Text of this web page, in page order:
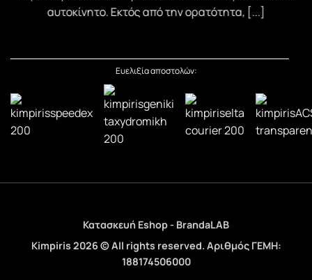
αυτοκίνητο. Εκτός από την ορατότητα, [...]
Ευελιξία αποστολών:
Κατασκευή Eshop - BrandaLAB
Kimpiris 2026 © All rights reserved. Αριθμός ΓΕΜΗ:
188174506000